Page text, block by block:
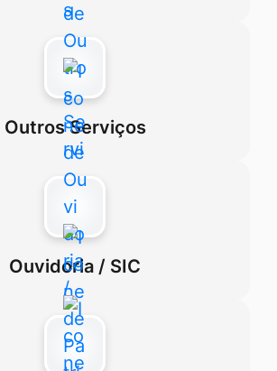
Outros Serviços
Ouvidoria / SIC